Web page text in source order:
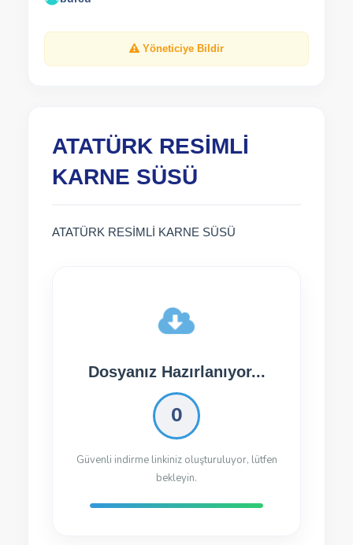
Yöneticiye Bildir
ATATÜRK RESİMLİ
KARNE SÜSÜ
ATATÜRK RESİMLİ KARNE SÜSÜ
Dosyanız İndirilmeye
Hazır!
165.39 Kb 120 kez indirildi